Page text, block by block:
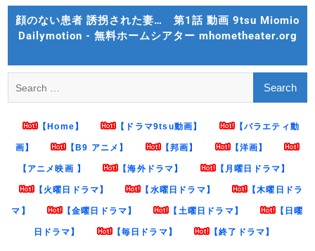
Skip
content
顔のない患者 誘拐された妻… 第1話 動画 9tsu Miomio
Dailymotion - 無料ホームシアター mhometheater.org
for:
【Home】 【ドラマ9tsu動画】 【バラエティ動
画】 【B9 アニメ】 【邦画】 【洋画】
【アニメ映画 】 【海外ドラマ】 【月曜日ドラマ】
【火曜日ドラマ】 【水曜日ドラマ】 【木曜日ドラ
マ】 【金曜日ドラマ】 【土曜日ドラマ】 【日曜
日ドラマ】 【毎日ドラマ】 【終了ドラマ】